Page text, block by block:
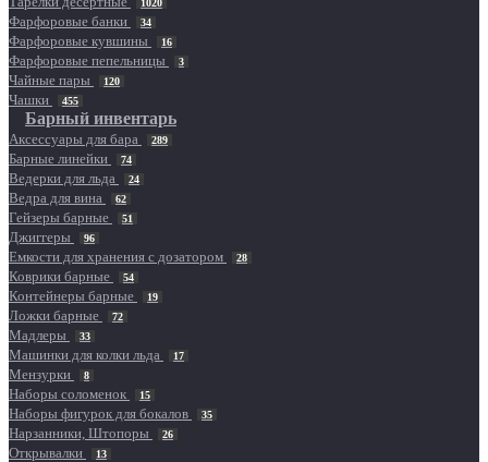
1020
Фарфоровые банки 34
Фарфоровые кувшины 16
Фарфоровые пепельницы 3
Чайные пары 120
Чашки 455
Барный инвентарь
Аксессуары для бара 289
Барные линейки 74
Ведерки для льда 24
Ведра для вина 62
Гейзеры барные 51
Джиггеры 96
Емкости для хранения с дозатором 28
Коврики барные 54
Контейнеры барные 19
Ложки барные 72
Мадлеры 33
Машинки для колки льда 17
Мензурки 8
Наборы соломенок 15
Наборы фигурок для бокалов 35
Нарзанники, Штопоры 26
Открывалки 13